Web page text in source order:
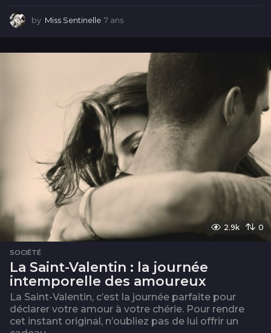
by Miss Sentinelle 7 ans
s
2.9k 0
SOCIÉTÉ
La Saint-Valentin : la journée
intemporelle des amoureux
La Saint-Valentin, c’est la journée parfaite pour
déclarer votre amour à votre chérie. Pour rendre
cet instant original, n’oubliez pas de lui offrir un